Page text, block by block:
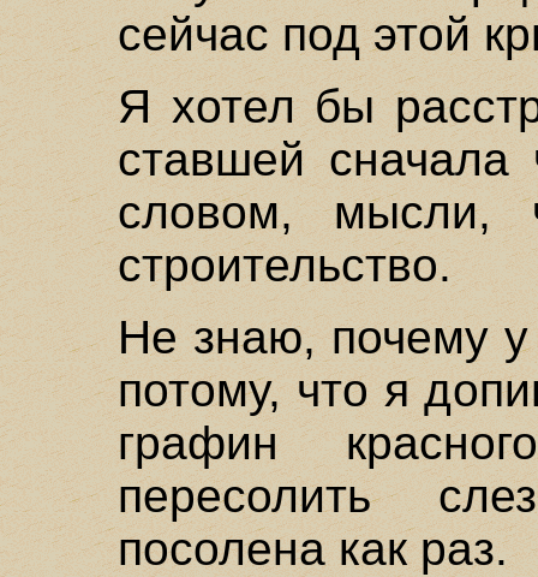
сейчас под этой
Я хотел бы
ставшей
словом, мысли,
строительство.
Не знаю, почему
потому, что я
графин
пересолить
посолена как раз.